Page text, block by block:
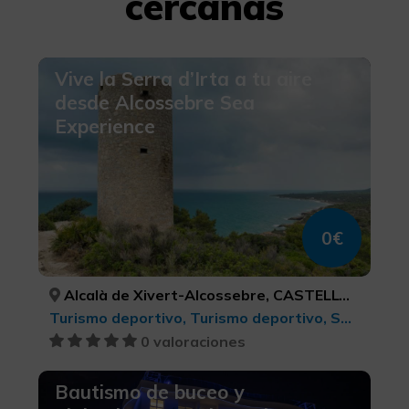
Vive la Serra d’Irta a tu aire
desde Alcossebre Sea
Experience
0€
Alcalà de Xivert-Alcossebre, CASTELLÓ/CASTELLÓN
Turismo deportivo, Turismo deportivo, Senderismo
0 valoraciones
Bautismo de buceo y